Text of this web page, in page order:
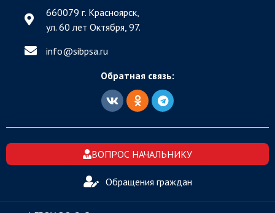
660079 г. Красноярск,
ул. 60 лет Октября, 97.
info@sibpsa.ru
Обратная связь:
ВОПРОС НАЧАЛЬНИКУ
Обращения граждан